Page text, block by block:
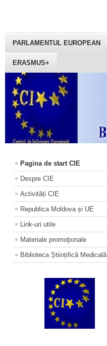
PARLAMENTUL EUROPEAN
ERASMUS+
Pagina de start CIE
Despre CIE
Activități CIE
Republica Moldova și UE
Link-uri utile
Materiale promoţionale
Biblioteca Științifică Medicală